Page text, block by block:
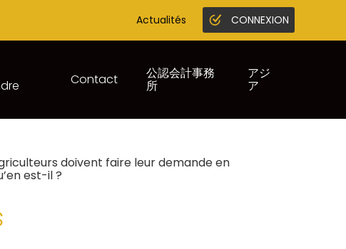
Actualités CONNEXION
Contact 公認会計事務
所
アジ
ア
doivent faire leur demande en
est-il ?